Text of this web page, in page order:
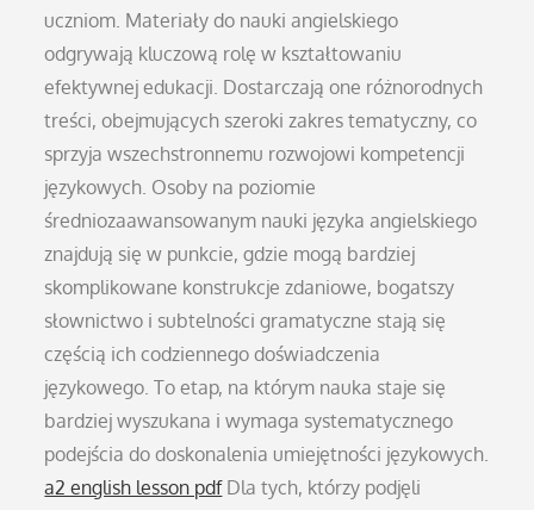
uczniom. Materiały do nauki angielskiego
odgrywają kluczową rolę w kształtowaniu
efektywnej edukacji. Dostarczają one różnorodnych
treści, obejmujących szeroki zakres tematyczny, co
sprzyja wszechstronnemu rozwojowi kompetencji
językowych. Osoby na poziomie
średniozaawansowanym nauki języka angielskiego
znajdują się w punkcie, gdzie mogą bardziej
skomplikowane konstrukcje zdaniowe, bogatszy
słownictwo i subtelności gramatyczne stają się
częścią ich codziennego doświadczenia
językowego. To etap, na którym nauka staje się
bardziej wyszukana i wymaga systematycznego
podejścia do doskonalenia umiejętności językowych.
a2 english lesson pdfDla tych, którzy podjęli